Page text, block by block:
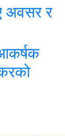
अवसर र